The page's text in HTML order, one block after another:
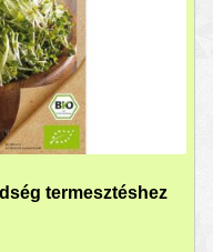
termesztéshez